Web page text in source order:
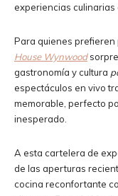
experiencias
Para quienes prefieren
House Wynwood
gastronomía y cultura
espectáculos en vivo
memorable, perfecto
inesperado.
A esta cartelera de
de las aperturas
cocina reconfortante